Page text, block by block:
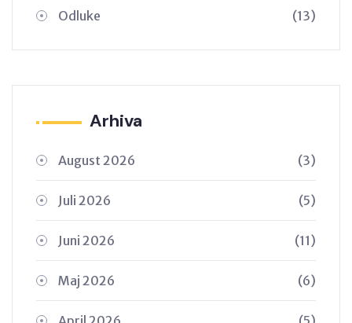
Odluke (13)
Arhiva
August 2026 (3)
Juli 2026 (5)
Juni 2026 (11)
Maj 2026 (6)